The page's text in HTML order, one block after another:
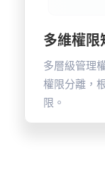
多維權限
多層級管理
權限分離，
限。